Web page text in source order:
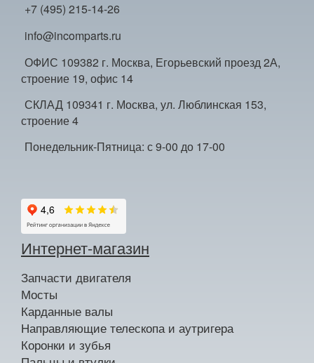
+7 (495) 215-14-26
info@incomparts.ru
ОФИС 109382 г. Москва, Егорьевский проезд 2А,
строение 19, офис 14
СКЛАД 109341 г. Москва, ул. Люблинская 153,
строение 4
Понедельник-Пятница: с 9-00 до 17-00
Интернет-магазин
Запчасти двигателя
Мосты
Карданные валы
Направляющие телескопа и аутригера
Коронки и зубья